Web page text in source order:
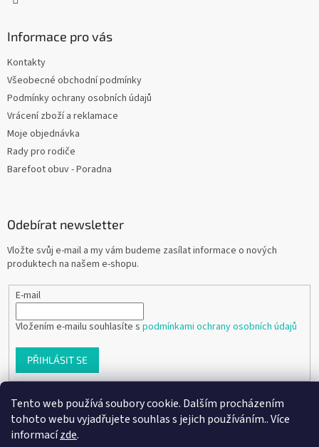
Tento web používá soubory cookie. Dalším procházením
tohoto webu vyjadřujete souhlas s jejich používáním.. Více
informacízde.
Informace pro vás
Kontakty
Všeobecné obchodní podmínky
Podmínky ochrany osobních údajů
Vrácení zboží a reklamace
Moje objednávka
Rady pro rodiče
Barefoot obuv - Poradna
Odebírat newsletter
Vložte svůj e-mail a my vám budeme zasílat informace o nových
produktech na našem e-shopu.
E-mail
Vložením e-mailu souhlasíte s podmínkami ochrany osobních údajů
PŘIHLÁSIT SE
Vytvořil Shoptet